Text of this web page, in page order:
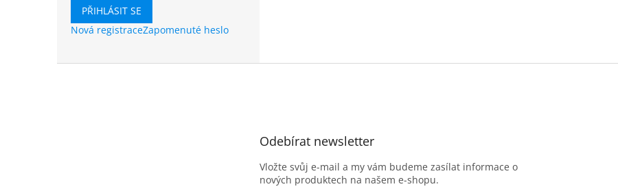
PŘIHLÁSIT SE
Nová registraceZapomenuté heslo
Odebírat newsletter
Vložte svůj e-mail a my vám budeme zasílat informace o
nových produktech na našem e-shopu.